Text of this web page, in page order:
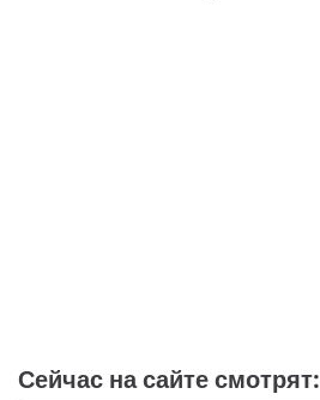
Сейчас на сайте смотрят: